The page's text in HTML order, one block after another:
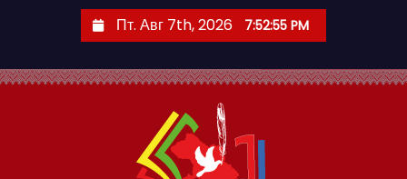
е
Пт. Авг 7th, 2026 7:52:56 PM